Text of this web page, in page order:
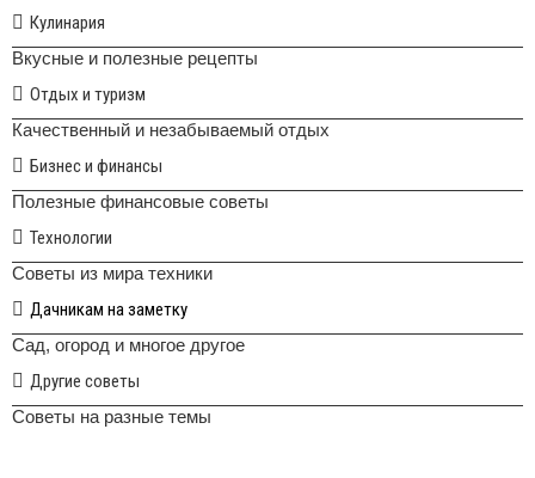
Кулинария
Вкусные и полезные рецепты
Отдых и туризм
Качественный и незабываемый отдых
Бизнес и финансы
Полезные финансовые советы
Технологии
Советы из мира техники
Дачникам на заметку
Сад, огород и многое другое
Другие советы
Советы на разные темы